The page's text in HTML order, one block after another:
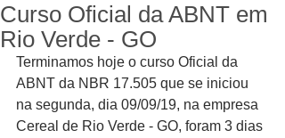
Curso Oficial da ABNT em
Rio Verde - GO
Terminamos hoje o curso Oficial da
ABNT da NBR 17.505 que se iniciou
na segunda, dia 09/09/19, na empresa
Cereal de Rio Verde - GO, foram 3 dias